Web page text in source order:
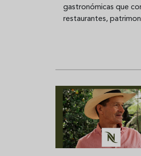
gastronómicas que
restaurantes,